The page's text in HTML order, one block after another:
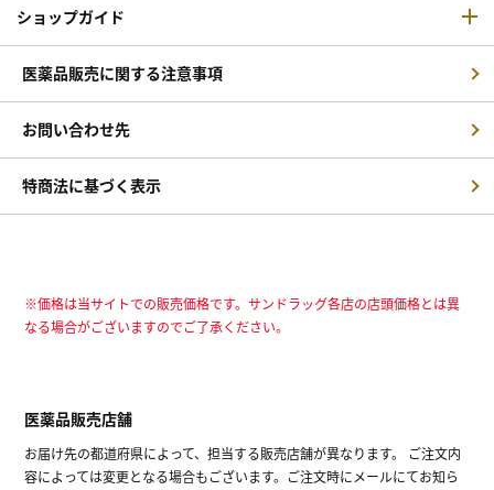
ショップガイド
医薬品販売に関する注意事項
お問い合わせ先
特商法に基づく表示
※価格は当サイトでの販売価格です。サンドラッグ各店の店頭価格とは異
なる場合がございますのでご了承ください。
医薬品販売店舗
お届け先の都道府県によって、担当する販売店舗が異なります。 ご注文内
容によっては変更となる場合もございます。ご注文時にメールにてお知ら